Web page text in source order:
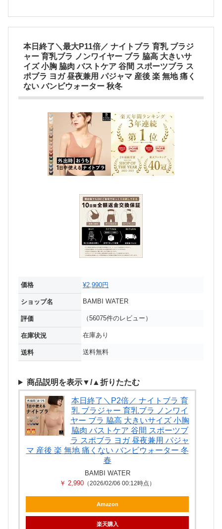
本日終了＼最大P11倍／ ナイトブラ 育乳 ブラジ
ャー 育乳ブラ ノンワイヤー ブラ 脇高 大きいサ
イズ 小胸 脇肉 バストケア 谷間 スポーツブラ ス
ポブラ ヨガ 昼夜兼用 パジャマ 産後 楽 無地 痛く
ない バンビウォーター 秋冬
価格 ¥2,990円
ショップ名 BAMBI WATER
評価 （56075件のレビュー）
在庫状況 在庫あり
送料 送料無料
商品説明を表示▼/▲折りたたむ
本日終了＼P2倍／ ナイトブラ 育
乳 ブラジャー 育乳ブラ ノンワイ
ヤー ブラ 脇高 大きいサイズ 小胸
脇肉 バストケア 谷間 スポーツブ
ラ スポブラ ヨガ 昼夜兼用 パジャ
マ 産後 楽 無地 痛くない バンビウォーター 冬
春
BAMBI WATER
￥ 2,990 （2026/02/06 00:12時点）
Amazon
楽天購入